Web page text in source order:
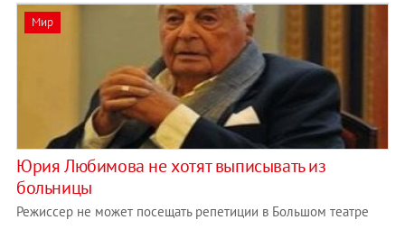
Мир
Юрия Любимова не хотят выписывать из
больницы
Режиссер не может посещать репетиции в Большом театре